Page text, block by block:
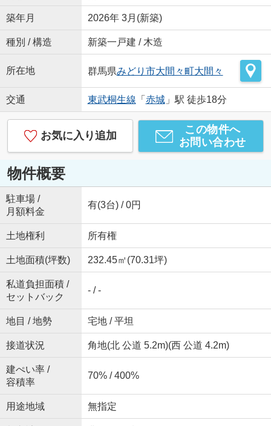
築年月 2026年 3月(新築)
種別 / 構造 新築一戸建 / 木造
所在地 群馬県みどり市大間々町大間々
交通 東武桐生線 「 赤城」駅 徒歩18分
お気に入り追加
この物件へ
お問い合わせ
物件概要
駐車場 /
月額料金
有(3台) / 0円
土地権利 所有権
土地面積(坪数) 232.45㎡(70.31坪)
私道負担面積 /
セットバック
- / -
地目 / 地勢 宅地 / 平坦
接道状況 角地(北 公道 5.2m)(西 公道 4.2m)
建ぺい率 /
容積率
70% / 400%
用途地域 無指定